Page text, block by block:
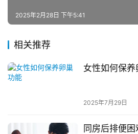
2025年2月28日 下午5:41
相关推荐
女性如何保
2025年7月29日
同房后排便